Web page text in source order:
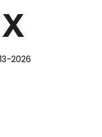
2026